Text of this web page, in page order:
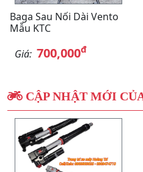
Baga Sau Nối Dài Vento
Mẫu KTC
Giá: 700,000đ
CẬP NHẬT MỚI